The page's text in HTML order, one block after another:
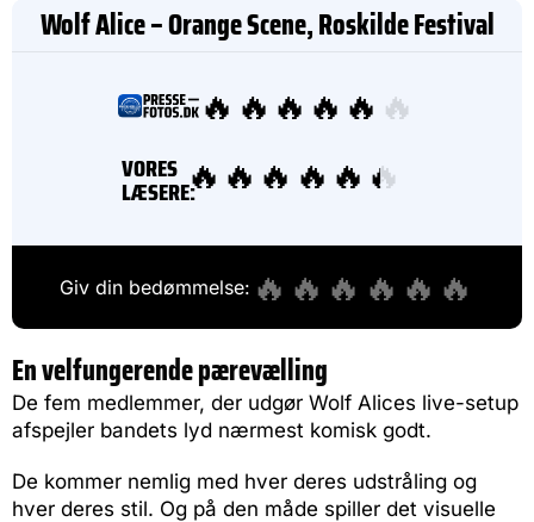
Wolf Alice – Orange Scene, Roskilde Festival
🔥
🔥 🔥
🔥 🔥
🔥 🔥
🔥 🔥
🔥 🔥
🔥
VORES
LÆSERE:🔥
🔥 🔥
🔥 🔥
🔥 🔥
🔥 🔥
🔥 🔥
🔥
Giv din bedømmelse: 🔥 🔥 🔥 🔥 🔥 🔥
En velfungerende pærevælling
De fem medlemmer, der udgør Wolf Alices live-setup
afspejler bandets lyd nærmest komisk godt.
De kommer nemlig med hver deres udstråling og
hver deres stil. Og på den måde spiller det visuelle